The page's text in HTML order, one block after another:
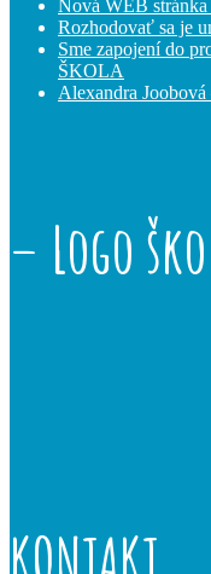
Nová WEB
Rozhodovať sa je
Sme zapojení do
ŠKOLA
Alexandra
– Logo